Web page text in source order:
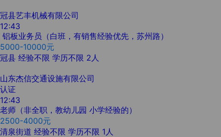
冠县艺丰机械有限公司
12:43
铝板业务员（白班，有销售经验优先，苏州路）
5000-10000元
冠县 经验不限 学历不限 2人
山东杰信交通设施有限公司
认证
12:43
老师（非全职，教幼儿园 小学经验的）
2500-4000元
清泉街道 经验不限 学历不限 1人